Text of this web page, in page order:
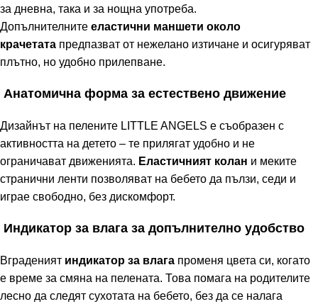
за дневна, така и за нощна употреба.
Допълнителните еластични маншети около
крачетата предпазват от нежелано изтичане и осигуряват
плътно, но удобно прилепване.
Анатомична форма за естествено движение
Дизайнът на пелените LITTLE ANGELS е съобразен с
активността на детето – те прилягат удобно и не
ограничават движенията. Еластичният колан и меките
странични ленти позволяват на бебето да пълзи, седи и
играе свободно, без дискомфорт.
Индикатор за влага за допълнително удобство
Вграденият индикатор за влага променя цвета си, когато
е време за смяна на пелената. Това помага на родителите
лесно да следят сухотата на бебето, без да се налага